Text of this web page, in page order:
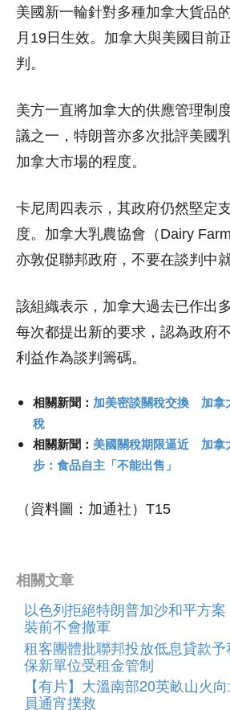
美國新一輪針對多種加拿大貨品
月19日生效。加拿大與美國目前
判。
美方一直將加拿大的供應管理制
議之一，特朗普亦多次批評美國
加拿大市場的程度。
卡尼周四表示，其政府仍然堅定
度。加拿大乳農協會（Dairy
亦敦促聯邦政府，不要在談判中
該組織表示，加拿大過去已作出
每次都提出新的要求，認為政府
利益作為談判籌碼。
相關新聞： 加美密談關稅交換 加拿
稅
相關新聞： 美國關稅期限逼近 加拿
步：食品自主「不能出售」
（資料圖：加通社）T15
相關文章
以色列拒絕特朗普加沙和平方
裝前不會撤軍
租客團體批聯邦投放低息貸款
保新單位受租金管制
【有片】大溫南部20英畝山火
員通宵撲救